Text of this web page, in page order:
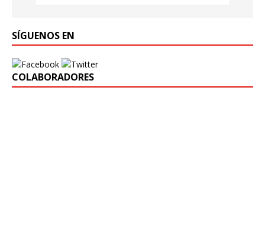
SÍGUENOS EN
COLABORADORES